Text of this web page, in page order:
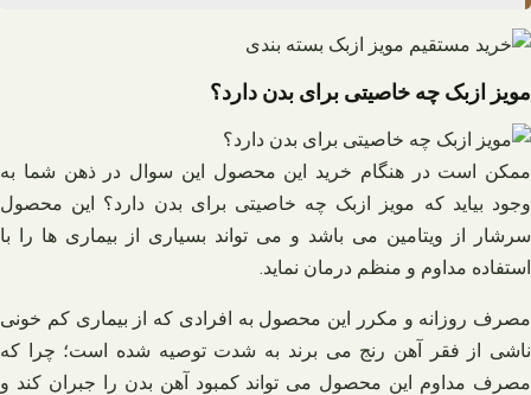
مویز ازبک چه خاصیتی برای بدن دارد؟
ممکن است در هنگام خرید این محصول این سوال در ذهن شما به
وجود بیاید که مویز ازبک چه خاصیتی برای بدن دارد؟ این محصول
سرشار از ویتامین می باشد و می تواند بسیاری از بیماری ها را با
استفاده مداوم و منظم درمان نماید.
مصرف روزانه و مکرر این محصول به افرادی که از بیماری کم‌ خونی
ناشی از فقر آهن رنج می ‌برند به شدت توصیه شده است؛ چرا که
مصرف مداوم این محصول می تواند کمبود آهن بدن را جبران کند و